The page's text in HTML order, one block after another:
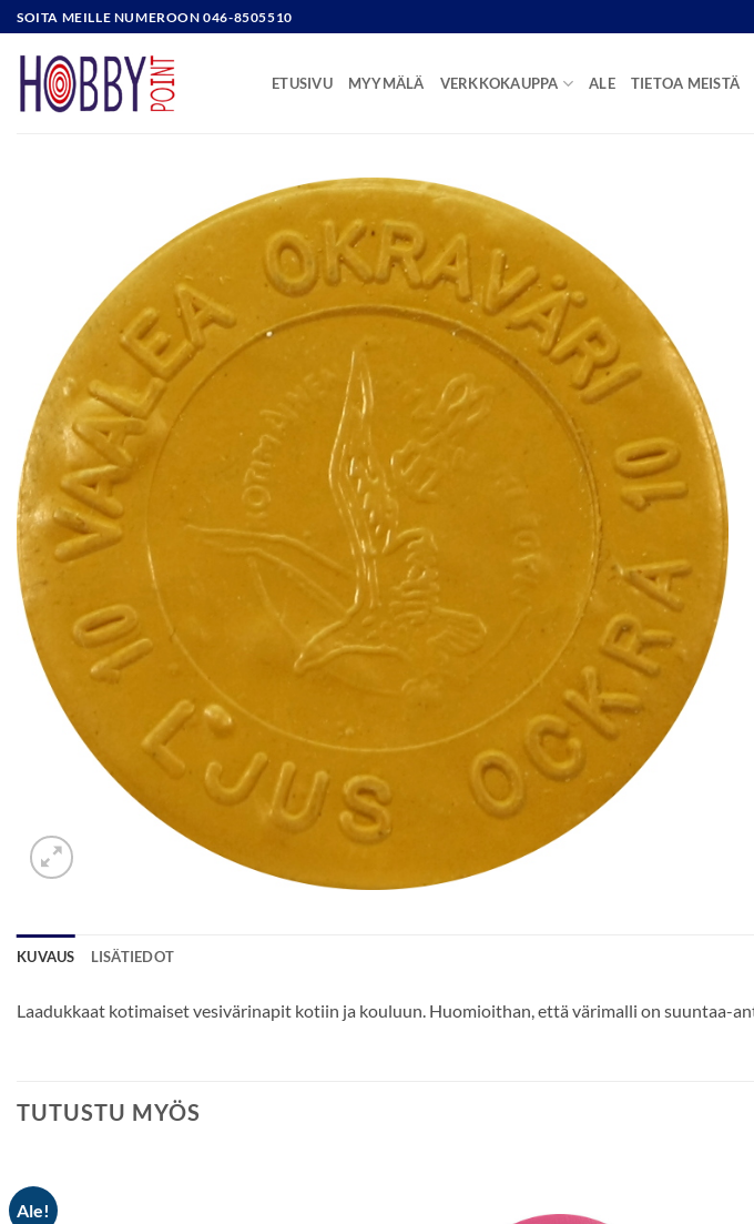
Skip
to
content
SOITA MEILLE NUMEROON 046-8505510
ETUSIVU MYYMÄLÄ VERKKOKAUPPA ALE TIETOA MEISTÄ
KUVAUS LISÄTIEDOT
Laadukkaat kotimaiset vesivärinapit kotiin ja kouluun. Huomioithan, että värimalli on suuntaa-
TUTUSTU MYÖS
Ale!